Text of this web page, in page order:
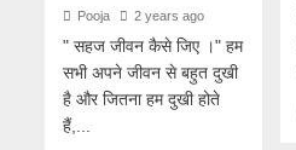
Pooja 2 years ago
" सहज जीवन कैसे जिए ।" हम
सभी अपने जीवन से बहुत दुखी
है और जितना हम दुखी होते
हैं,...